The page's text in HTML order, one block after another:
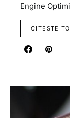
Engine
CITESTE